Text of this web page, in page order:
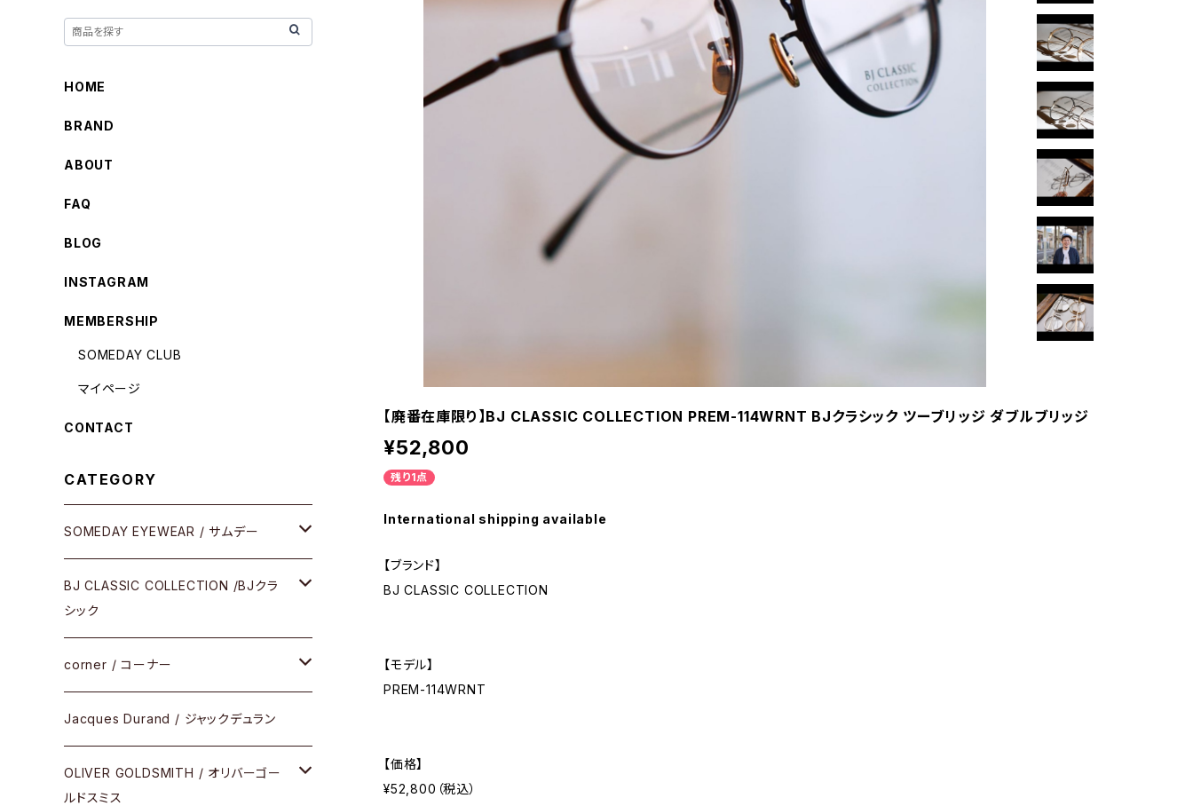
【廃番在庫限り】BJ CLASSIC COLLECTION PREM-114WRNT BJクラシック ツーブリッジ ダブルブリッジ
¥52,800
残り1点
International shipping available
【ブランド】
BJ CLASSIC COLLECTION
【モデル】
PREM-114WRNT
【価格】
¥52,800（税込）
HOME
BRAND
ABOUT
FAQ
BLOG
INSTAGRAM
MEMBERSHIP
SOMEDAY CLUB
マイページ
CONTACT
CATEGORY
SOMEDAY EYEWEAR / サムデー
メガネ
サングラス
アパレル
その他
BJ CLASSIC COLLECTION /BJクラ
シック
CELLULOID（CRAFTSMAN EDITION）
SHINBARI（CRAFTSMAN EDITION）
URUSHI（CRAFTSMAN EDITION）
corner / コーナー
リサーチシリーズ
サブリメイションシリーズ
Jacques Durand / ジャックデュラン
OLIVER GOLDSMITH / オリバーゴー
ルドスミス